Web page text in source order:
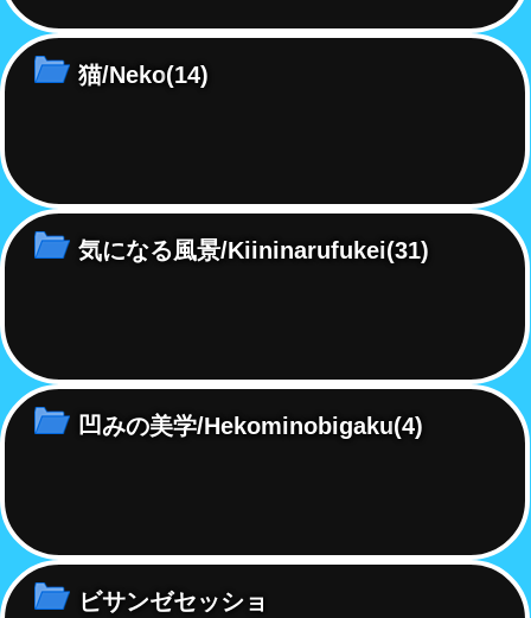
猫/Neko(14)
気になる風景/Kiininarufukei(31)
凹みの美学/Hekominobigaku(4)
ビサンゼセッショ